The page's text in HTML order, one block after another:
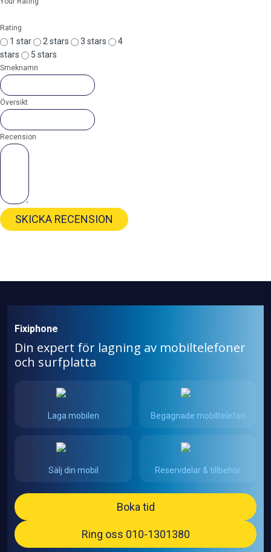
Rating
1 star 2 stars 3 stars
4
stars
5 stars
Smeknamn
Översikt
Recension
SKICKA RECENSION
Fixiphone
Din expert för lagning av mobiltelefoner
och surfplatta
Laga mobilen Begagnade mobiltelefon
Sälj din mobil Reservdelar & tillbehör
Boka tid
Ring oss 010-1301380